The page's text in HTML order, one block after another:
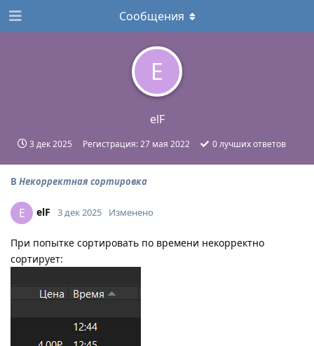
E
elF
3 дек 2025 Регистрация:27 мая 2022 0лучших ответов
Сообщения
В Некорректная сортировка
E elF 3 дек 2025 Изменено
При попытке сортировать по времени некорректно
сортирует: